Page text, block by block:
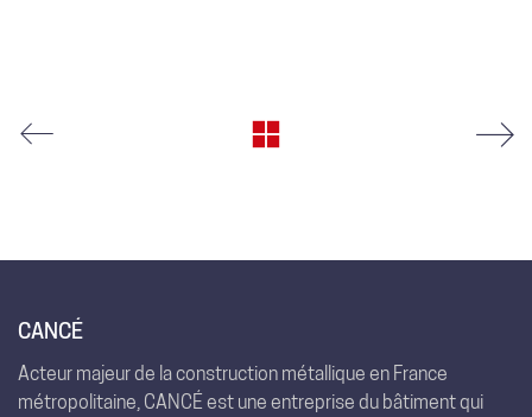
CANCÉ
Acteur majeur de la construction métallique en France
métropolitaine, CANCÉ est une entreprise du bâtiment qui